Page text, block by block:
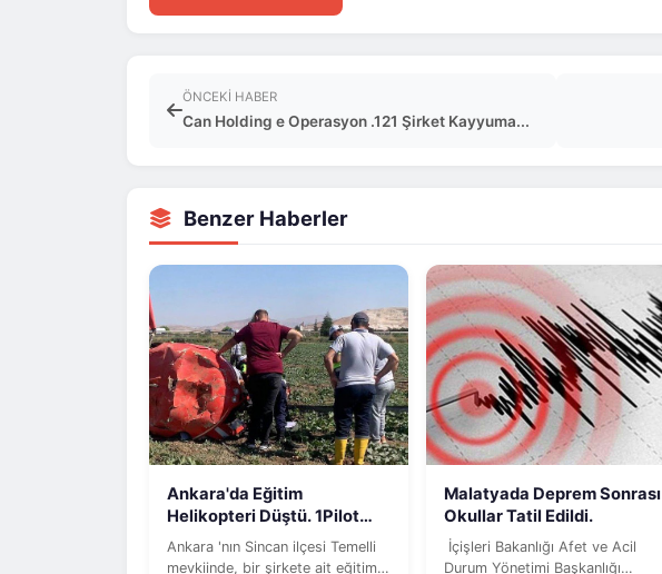
ÖNCEKI HABER
Can Holding e Operasyon .121 Şirket Kayyuma...
Benzer Haberler
Ankara'da Eğitim
Helikopteri Düştü. 1Pilot
şehit düştü
Ankara 'nın Sincan ilçesi Temelli
mevkiinde, bir şirkete ait eğitim
Malatyada Deprem Sonrası
Okullar Tatil Edildi.
İçişleri Bakanlığı Afet ve Acil
Durum Yönetimi Başkanlığı